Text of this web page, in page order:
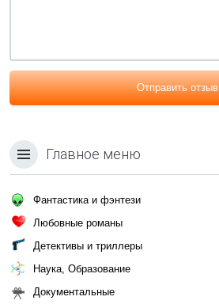
Отправить отзыв
Главное меню
Фантастика и фэнтези
Любовные романы
Детективы и триллеры
Наука, Образование
Документальные